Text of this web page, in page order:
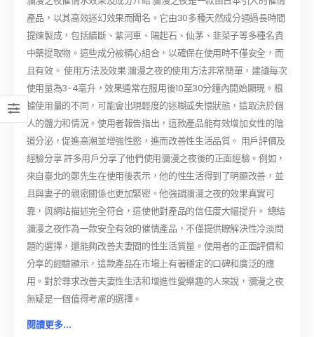
產品，以其高效迷幻效果而聞名。它由30多種天然成分通過長時間
提煉製成，包括續斷、紫河車、陽起石、仙茅、韭菜子等多種名貴
中藥提取物。這些成分被精心組合，以確保在使用時不僅安全，而
且有效。 使用方法及效果 瀰漫之夜的使用方法非常簡單，建議每次
使用量為3-4毫升，效果通常在服用後10至30分鐘內開始顯現。根
據使用量的不同，可能會出現輕度的迷糊或失憶狀態，這取決於個
人的體力和情況。使用者報告指出，這款產品能有效增加女性的陰
道分泌，促進高潮並增強性慾，進而改善性生活品質。 用戶評價及
經驗分享 許多用戶分享了他們使用瀰漫之夜後的正面經驗。例如，
來自臺北的鄭先生在使用後表示，他的性生活得到了明顯改善，並
且與妻子的親密關係也更加緊密。他強調瀰漫之夜的效果真實可
靠，與網站描述完全符合，這使他對產品的信任度大幅提升。 總結
瀰漫之夜作為一款安全有效的催情產品，不僅提供瞭解決性冷淡問
題的選擇，還能夠改善夫妻間的性生活質量。使用者的正面評價和
分享的經驗顯示，這款產品在市場上有著穩定的口碑和廣泛的應
用。對於尋求改善夫妻性生活和增進性愛樂趣的人來說，瀰漫之夜
無疑是一個值得考慮的選擇。
閱讀更多...